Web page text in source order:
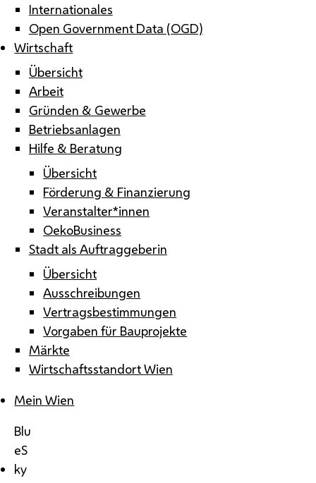
Internationales
Open Government Data (OGD)
Wirtschaft
Übersicht
Arbeit
Gründen & Gewerbe
Betriebsanlagen
Hilfe & Beratung
Übersicht
Förderung & Finanzierung
Veranstalter*innen
OekoBusiness
Stadt als Auftraggeberin
Übersicht
Ausschreibungen
Vertragsbestimmungen
Vorgaben für Bauprojekte
Märkte
Wirtschaftsstandort Wien
Mein Wien
Blu
eS
ky